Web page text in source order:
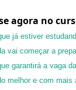
agora no
já estiver
vai começar a
garantirá a vaga
melhor e com mais